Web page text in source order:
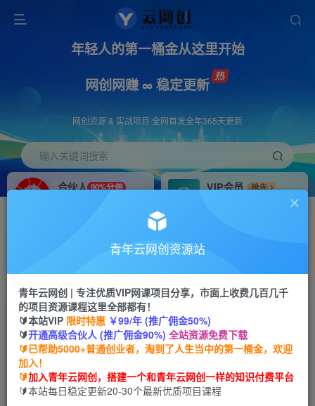
年轻人的第一桶金从这里开始
网创网赚 ∞ 稳定更新
网创资源 & 实战项目 全网首发全年365天更新
输入关键词搜索
合伙人 90%分佣
VIP会员
抢先
搭建同款网站，自己当老板
首页 创业课程 会员免费 正文
超能主播进阶课，抖音直播电商带货，不止是主
播，品牌商家运营都能学的
青年云网创
2年前发布
关注 私信
青年云网创资源站
青年云网创 | 专注优质VIP网课项目分享，市面上收费几百几千
的项目资源课程这里全部都有！
🔰本站VIP 限时特惠 ￥99/年 (推广佣金50%)
🔰开通高级合伙人 (推广佣金90%) 全站资源免费下载
🔰已帮助5000+普通创业者，淘到了人生当中的第一桶金，欢迎
加入！
🔰加入青年云网创，搭建一个和青年云网创一样的知识付费平台
🔰本站每日稳定更新20-30个最新优质项目课程